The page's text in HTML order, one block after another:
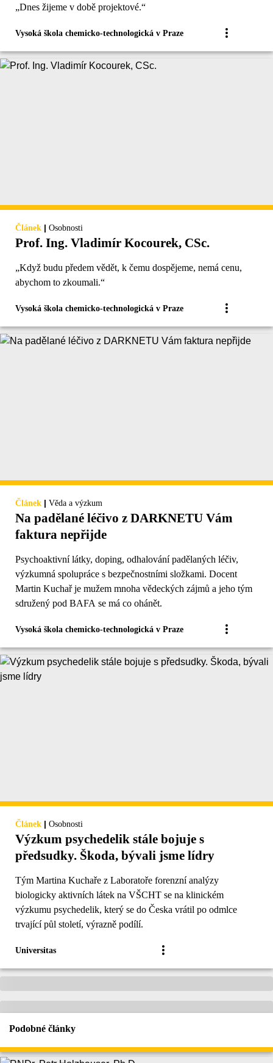
„Dnes žijeme v době projektové.“
Vysoká škola chemicko-technologická v Praze
Článek | Osobnosti
Prof. Ing. Vladimír Kocourek, CSc.
„Když budu předem vědět, k čemu dospějeme, nemá cenu,
abychom to zkoumali.“
Vysoká škola chemicko-technologická v Praze
Článek | Věda a výzkum
Na padělané léčivo z DARKNETU Vám
faktura nepřijde
Psychoaktivní látky, doping, odhalování padělaných léčiv,
výzkumná spolupráce s bezpečnostními složkami. Docent
Martin Kuchař je mužem mnoha vědeckých zájmů a jeho tým
sdružený pod BAFA se má co ohánět.
Vysoká škola chemicko-technologická v Praze
Článek | Osobnosti
Výzkum psychedelik stále bojuje s
předsudky. Škoda, bývali jsme lídry
Tým Martina Kuchaře z Laboratoře forenzní analýzy
biologicky aktivních látek na VŠCHT se na klinickém
výzkumu psychedelik, který se do Česka vrátil po odmlce
trvající půl století, výrazně podílí.
Universitas
Podobné články